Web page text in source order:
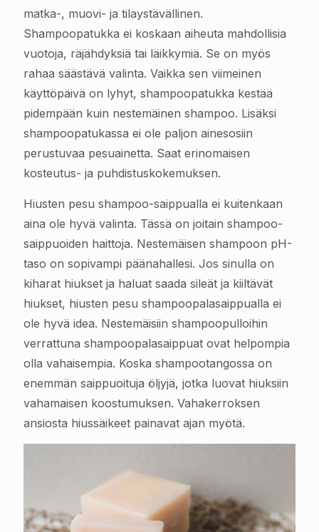
matka-, muovi- ja tilaystävällinen.
Shampoopatukka ei koskaan aiheuta mahdollisia
vuotoja, räjähdyksiä tai läikkymiä. Se on myös
rahaa säästävä valinta. Vaikka sen viimeinen
käyttöpäivä on lyhyt, shampoopatukka kestää
pidempään kuin nestemäinen shampoo. Lisäksi
shampoopatukassa ei ole paljon ainesosiin
perustuvaa pesuainetta. Saat erinomaisen
kosteutus- ja puhdistuskokemuksen.
Hiusten pesu shampoo-saippualla ei kuitenkaan
aina ole hyvä valinta. Tässä on joitain shampoo-
saippuoiden haittoja. Nestemäisen shampoon pH-
taso on sopivampi päänahallesi. Jos sinulla on
kiharat hiukset ja haluat saada sileät ja kiiltävät
hiukset, hiusten pesu shampoopalasaippualla ei
ole hyvä idea. Nestemäisiin shampoopulloihin
verrattuna shampoopalasaippuat ovat helpompia
olla vahaisempia. Koska shampootangossa on
enemmän saippuoituja öljyjä, jotka luovat hiuksiin
vahamaisen koostumuksen. Vahakerroksen
ansiosta hiussäikeet painavat ajan myötä.